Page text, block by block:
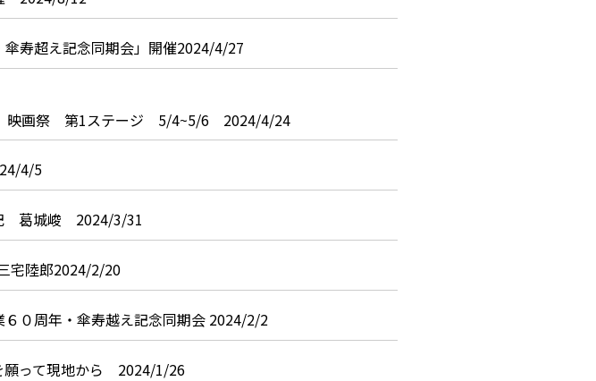
傘寿超え記念同期会」開催2024/4/27
』映画祭 第1ステージ 5/4~5/6 2024/4/24
4/5
記 葛城峻 2024/3/31
宅陸郎2024/2/20
６０周年・傘寿越え記念同期会 2024/2/2
願って現地から 2024/1/26